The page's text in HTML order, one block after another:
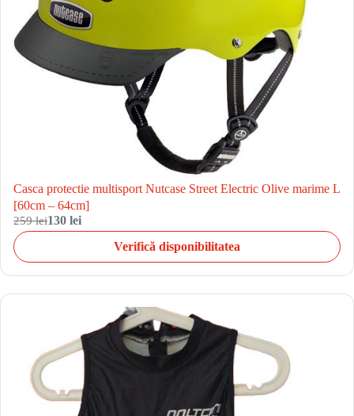
Casca protectie multisport Nutcase Street Electric Olive marime L
[60cm – 64cm]
259 lei130 lei
Verifică disponibilitatea